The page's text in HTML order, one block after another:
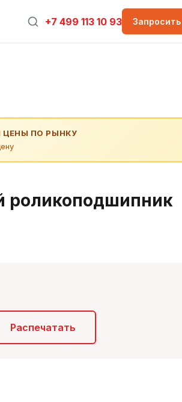
+7 499 113 10 93
ЦЕНЫ ПО РЫНКУ
роликоподшипник
Распечатать